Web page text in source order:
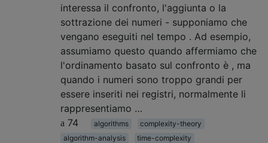
interessa il confronto, l'aggiunta o la
sottrazione dei numeri - supponiamo che
vengano eseguiti nel tempo . Ad esempio,
assumiamo questo quando affermiamo che
l'ordinamento basato sul confronto è , ma
quando i numeri sono troppo grandi per
essere inseriti nei registri, normalmente li
rappresentiamo …
74
algorithms
complexity-theory
algorithm-analysis
time-complexity